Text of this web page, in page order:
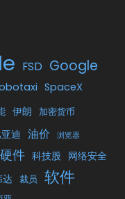
FSD Google
SpaceX
伊朗 加密货币
迪 油价 浏览器
硬件 科技股 网络安全
裁员 软件